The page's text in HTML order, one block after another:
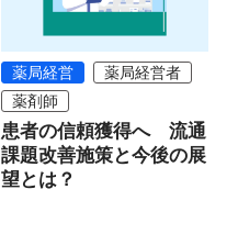
薬局経営
薬局経営者
薬剤師
患者の信頼獲得へ 流通
課題改善施策と今後の展
望とは？